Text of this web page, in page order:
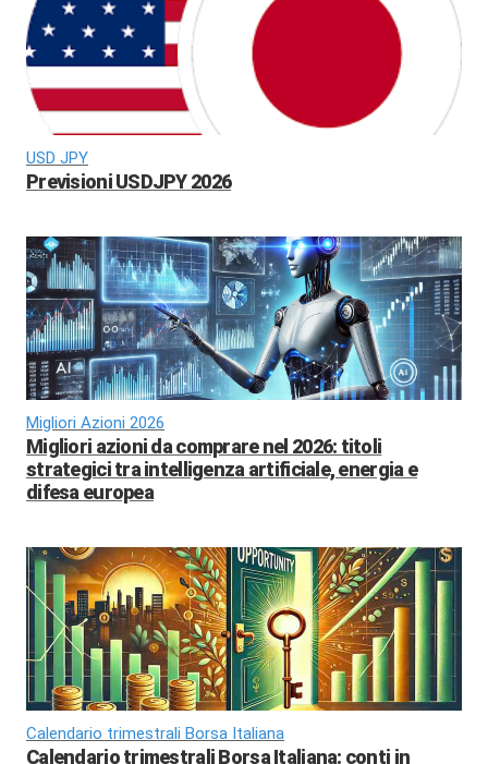
USD JPY
Previsioni USDJPY 2026
Migliori Azioni 2026
Migliori azioni da comprare nel 2026: titoli
strategici tra intelligenza artificiale, energia e
difesa europea
Calendario trimestrali Borsa Italiana
Calendario trimestrali Borsa Italiana: conti in